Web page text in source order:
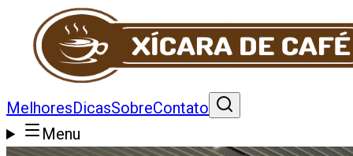
MelhoresDicasSobreContato
Menu